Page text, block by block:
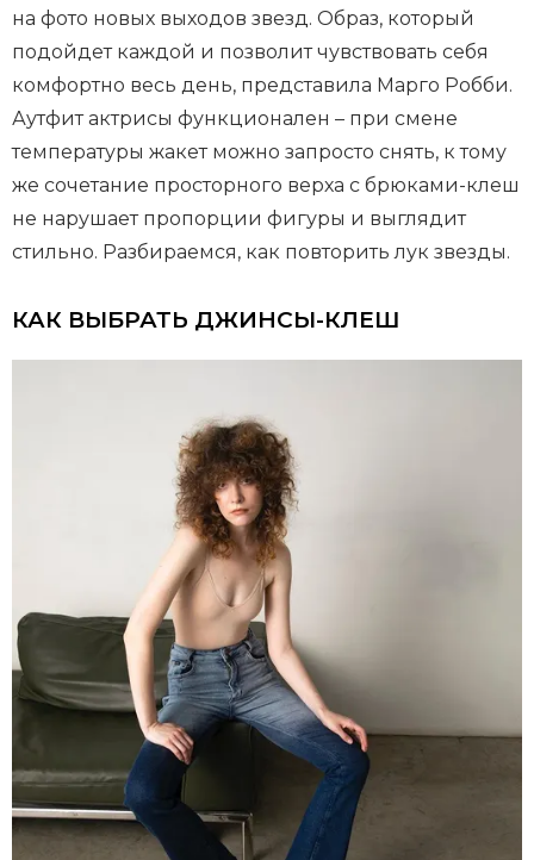
на фото новых выходов звезд. Образ, который
подойдет каждой и позволит чувствовать себя
комфортно весь день, представила Марго Робби.
Аутфит актрисы функционален – при смене
температуры жакет можно запросто снять, к тому
же сочетание просторного верха с брюками-клеш
не нарушает пропорции фигуры и выглядит
стильно. Разбираемся, как повторить лук звезды.
КАК ВЫБРАТЬ ДЖИНСЫ-КЛЕШ